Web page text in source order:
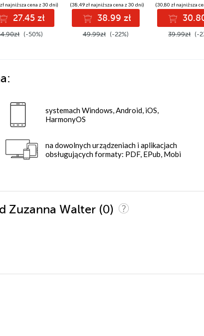
najniższa cena z 30 dni)
27.45 zł
(-50%)
(38,49 zł najniższa cena z 30 dni)
38.99 zł
49.99zł (-22%)
(30,80 zł najniższa
39.99zł (-
systemach Windows, Android, iOS,
HarmonyOS
na dowolnych urządzeniach i aplikacjach
obsługujących formaty: PDF, EPub, Mobi
Zuzanna Walter (0)